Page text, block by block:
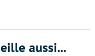
aussi...